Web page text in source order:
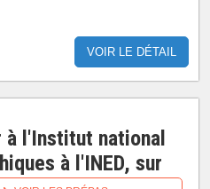
VOIR LE DÉTAIL
l'Institut national
à l'INED, sur